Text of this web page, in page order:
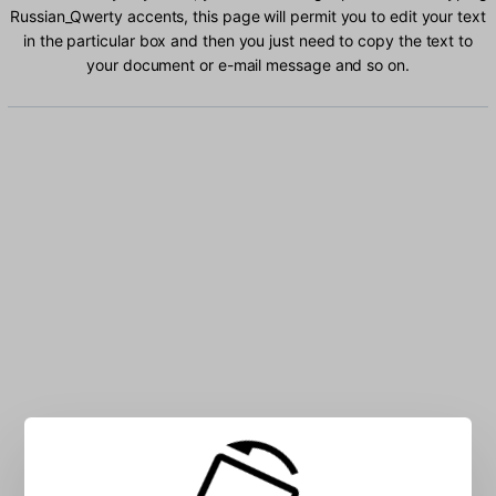
Russian_Qwerty accents, this page will permit you to edit your text
in the particular box and then you just need to copy the text to
your document or e-mail message and so on.
Type Russian_Qwerty characters into the box: